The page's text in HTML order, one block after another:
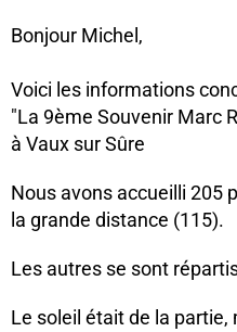
Bonjour Michel,
Voici les informations
"La 9ème Souvenir Marc
à Vaux sur Sûre
Nous avons accueilli 205
la grande distance (115).
Les autres se sont
Le soleil était de la partie,